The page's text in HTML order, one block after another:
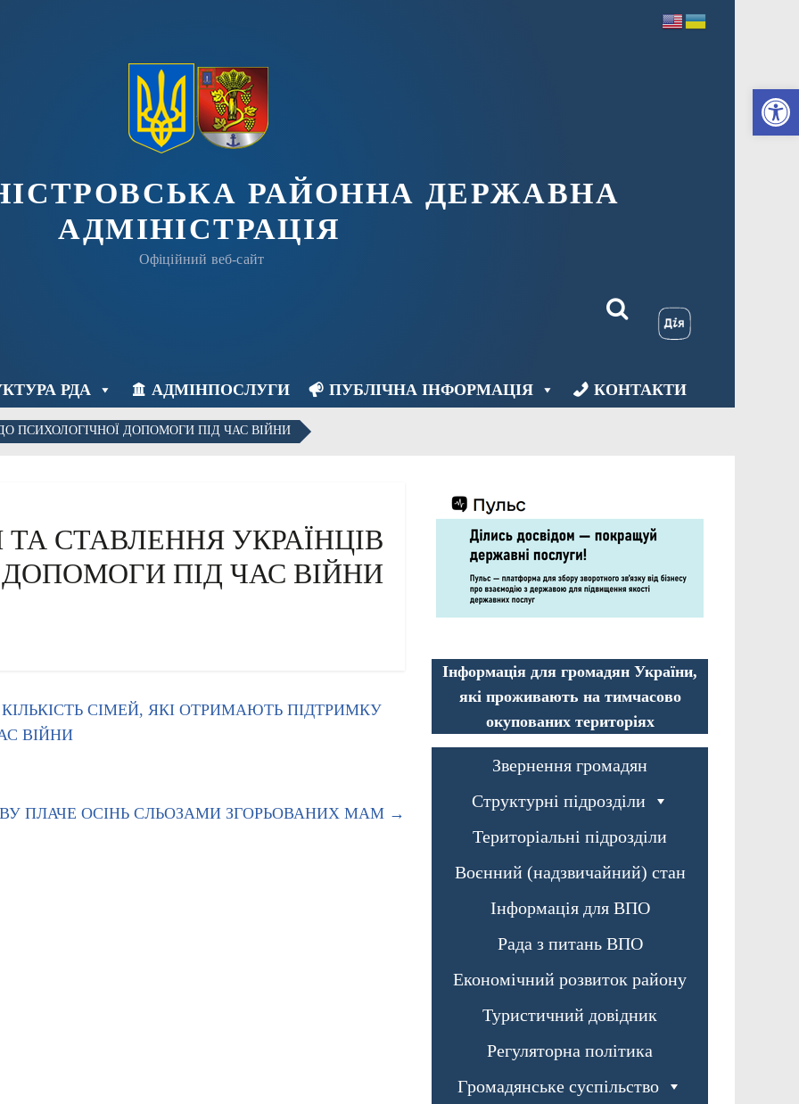
РАЙОННА ДЕРЖАВНА
АДМІНІСТРАЦІЯ
Офіційний веб-сайт
РДА АДМІНПОСЛУГИ ПУБЛІЧНА ІНФОРМАЦІЯ КОНТАКТИ
ПСИХОЛОГІЧНОЇ ДОПОМОГИ ПІД ЧАС ВІЙНИ
СТАВЛЕННЯ УКРАЇНЦІВ
ПІД ЧАС ВІЙНИ
СІМЕЙ, ЯКІ ОТРИМАЮТЬ ПІДТРИМКУ
ВІЙНИ
ПЛАЧЕ ОСІНЬ СЛЬОЗАМИ ЗГОРЬОВАНИХ МАМ →
Інформація для громадян України,
які проживають на тимчасово
окупованих територіях
Звернення громадян
Структурні підрозділи
Територіальні підрозділи
Воєнний (надзвичайний) стан
Інформація для ВПО
Рада з питань ВПО
Економічний розвиток району
Туристичний довідник
Регуляторна політика
Громадянське суспільство